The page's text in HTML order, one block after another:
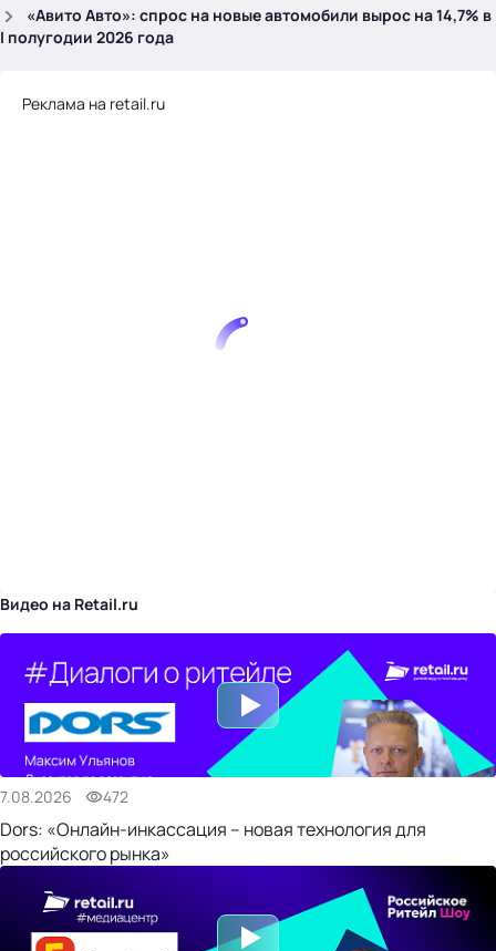
«Авито Авто»: спрос на новые автомобили вырос на 14,7% в
I полугодии 2026 года
Реклама на retail.ru
Видео на Retail.ru
7.08.2026 472
Dors: «Онлайн-инкассация – новая технология для
российского рынка»